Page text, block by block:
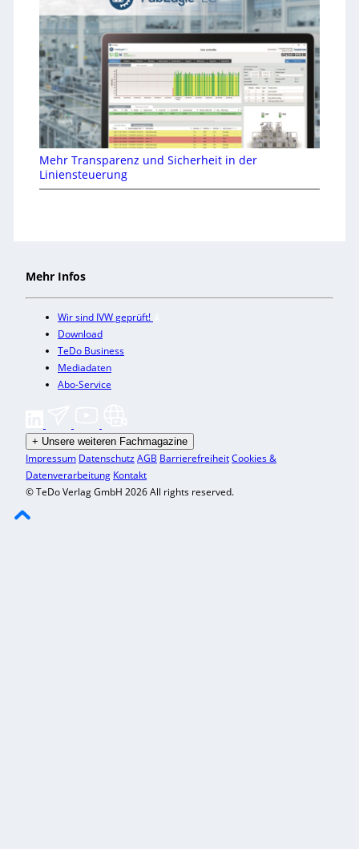
Mehr Transparenz und Sicherheit in der
Liniensteuerung
Mehr Infos
Wir sind IVW geprüft!
Download
TeDo Business
Mediadaten
Abo-Service
+ Unsere weiteren Fachmagazine
Impressum DatenschutzAGB BarrierefreiheitCookies &
Datenverarbeitung Kontakt
© TeDo Verlag GmbH 2026 All rights reserved.